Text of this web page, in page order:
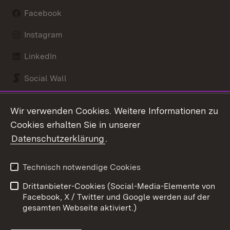
Facebook
Instagram
LinkedIn
Social Wall
Kontakt
Barrierefreiheit
Impressum
Cookies
Wir verwenden Cookies. Weitere Informationen zu
Cookies erhalten Sie in unserer
Datenschutzerklärung.
Technisch notwendige Cookies
Drittanbieter-Cookies (Social-Media-Elemente von
Facebook, X / Twitter und Google werden auf der
gesamten Webseite aktiviert.)